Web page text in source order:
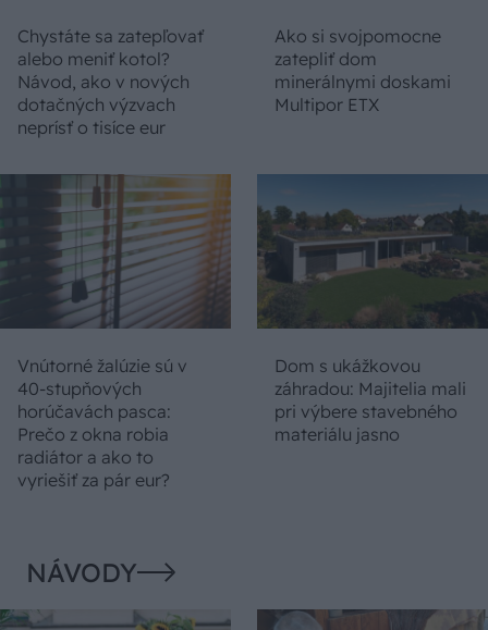
Chystáte sa zatepľovať
alebo meniť kotol?
Návod, ako v nových
dotačných výzvach
neprísť o tisíce eur
Ako si svojpomocne
zatepliť dom
minerálnymi doskami
Multipor ETX
Vnútorné žalúzie sú v
40-stupňových
horúčavách pasca:
Prečo z okna robia
radiátor a ako to
vyriešiť za pár eur?
Dom s ukážkovou
záhradou: Majitelia mali
pri výbere stavebného
materiálu jasno
NÁVODY